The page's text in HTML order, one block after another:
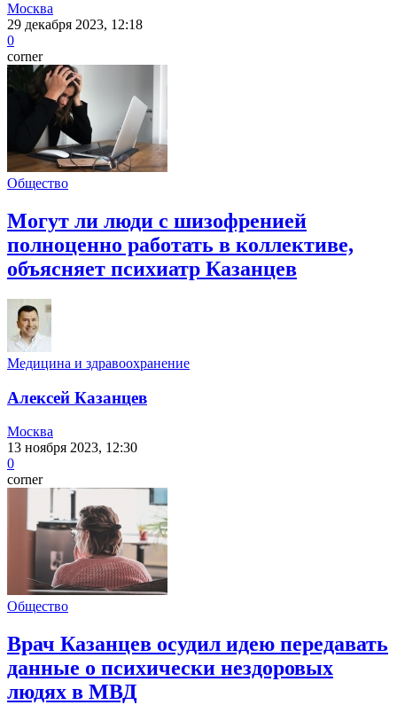
Москва
29 декабря 2023, 12:18
0
corner
Общество
Могут ли люди с шизофренией
полноценно работать в коллективе,
объясняет психиатр Казанцев
Медицина и здравоохранение
Алексей Казанцев
Москва
13 ноября 2023, 12:30
0
corner
Общество
Врач Казанцев осудил идею передавать
данные о психически нездоровых
людях в МВД